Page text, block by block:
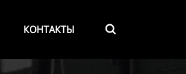
КОНТАКТЫ 